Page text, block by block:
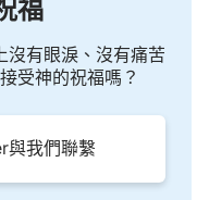
福
沒有眼淚、沒有痛苦
受神的祝福嗎？
與我們聯繫